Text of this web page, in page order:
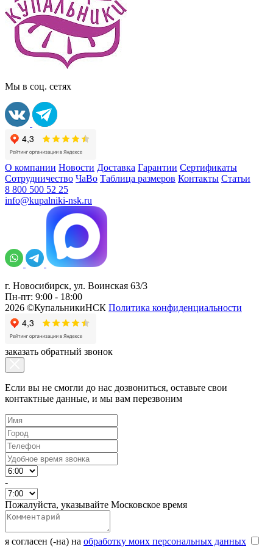
Мы в соц. сетях
О компании Новости Доставка Гарантии Сертификаты
Сотрудничество ЧаВо Таблица размеров Контакты Статьи
8 800 500 52 25
info@kupalniki-nsk.ru
г. Новосибирск, ул. Воинская 63/3
Пн-пт: 9:00 - 18:00
2026 ©КупальникиНСК Политика конфиденциальности
заказать обратный звонок
Если вы не смогли до нас дозвониться, оставьте свои
контактные данные, и мы вам перезвоним
-
Пожалуйста, указывайте Московское время
я согласен (-на) на обработку моих персональных данных